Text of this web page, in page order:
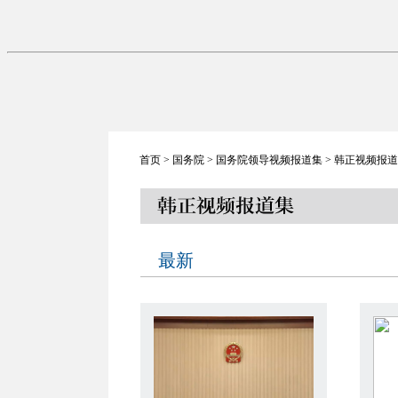
首页 > 国务院 > 国务院领导视频报道集 > 韩正视频报
最新